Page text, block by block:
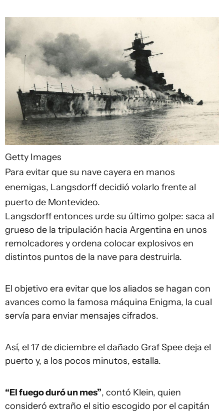
Getty Images
Para evitar que su nave cayera en manos
enemigas, Langsdorff decidió volarlo frente al
puerto de Montevideo.
Langsdorff entonces urde su último golpe: saca al
grueso de la tripulación hacia Argentina en unos
remolcadores y ordena colocar explosivos en
distintos puntos de la nave para destruirla.
El objetivo era evitar que los aliados se hagan con
avances como la famosa máquina Enigma, la cual
servía para enviar mensajes cifrados.
Así, el 17 de diciembre el dañado Graf Spee deja el
puerto y, a los pocos minutos, estalla.
“El fuego duró un mes”, contó Klein, quien
consideró extraño el sitio escogido por el capitán